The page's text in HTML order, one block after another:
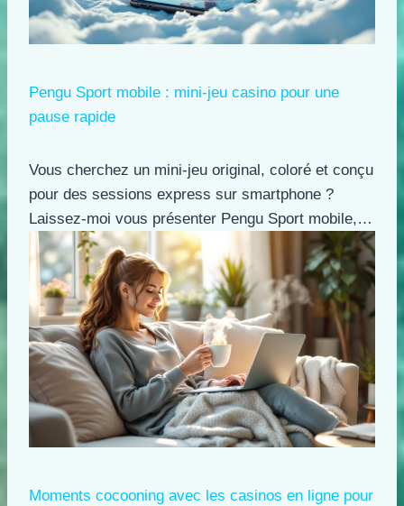
Pengu Sport mobile : mini-jeu casino pour une
pause rapide
Vous cherchez un mini-jeu original, coloré et conçu
pour des sessions express sur smartphone ?
Laissez-moi vous présenter Pengu Sport mobile,…
Moments cocooning avec les casinos en ligne pour